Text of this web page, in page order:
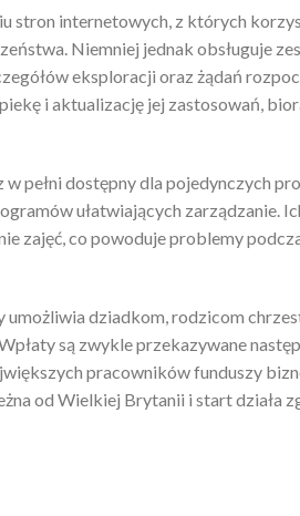
stron internetowych, z których
Niemniej jednak obsługuje
eksploracji oraz żądań
i aktualizację jej zastosowań,
pełni dostępny dla pojedynczych
ułatwiających zarządzanie.
zajęć, co powoduje problemy
dziadkom, rodzicom
są zwykle przekazywane
pracowników funduszy
od Wielkiej Brytanii i start działa